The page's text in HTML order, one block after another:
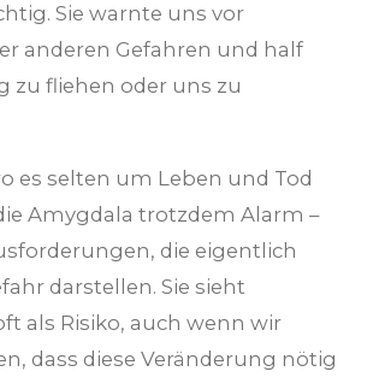
Sie warnte uns vor
anderen Gefahren und half
zu fliehen oder uns zu
es selten um Leben und Tod
Amygdala trotzdem Alarm –
die eigentlich
darstellen. Sie sieht
als Risiko, auch wenn wir
dass diese Veränderung nötig